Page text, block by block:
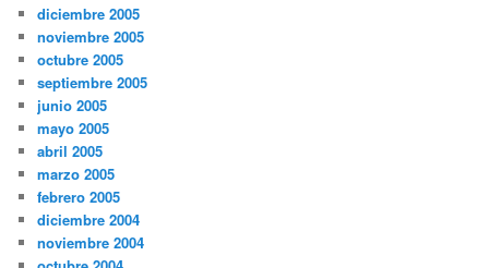
diciembre 2005
noviembre 2005
octubre 2005
septiembre 2005
junio 2005
mayo 2005
abril 2005
marzo 2005
febrero 2005
diciembre 2004
noviembre 2004